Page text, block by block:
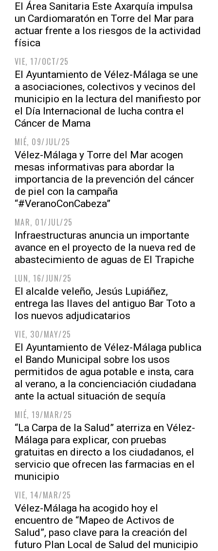
El Área Sanitaria Este Axarquía impulsa
un Cardiomaratón en Torre del Mar para
actuar frente a los riesgos de la actividad
física
VIE, 17/OCT/25
El Ayuntamiento de Vélez-Málaga se une
a asociaciones, colectivos y vecinos del
municipio en la lectura del manifiesto por
el Día Internacional de lucha contra el
Cáncer de Mama
MIÉ, 09/JUL/25
Vélez-Málaga y Torre del Mar acogen
mesas informativas para abordar la
importancia de la prevención del cáncer
de piel con la campaña
“#VeranoConCabeza”
MAR, 01/JUL/25
Infraestructuras anuncia un importante
avance en el proyecto de la nueva red de
abastecimiento de aguas de El Trapiche
LUN, 16/JUN/25
El alcalde veleño, Jesús Lupiáñez,
entrega las llaves del antiguo Bar Toto a
los nuevos adjudicatarios
VIE, 30/MAY/25
El Ayuntamiento de Vélez-Málaga publica
el Bando Municipal sobre los usos
permitidos de agua potable e insta, cara
al verano, a la concienciación ciudadana
ante la actual situación de sequía
MIÉ, 19/MAR/25
“La Carpa de la Salud” aterriza en Vélez-
Málaga para explicar, con pruebas
gratuitas en directo a los ciudadanos, el
servicio que ofrecen las farmacias en el
municipio
VIE, 14/MAR/25
Vélez-Málaga ha acogido hoy el
encuentro de “Mapeo de Activos de
Salud”, paso clave para la creación del
futuro Plan Local de Salud del municipio